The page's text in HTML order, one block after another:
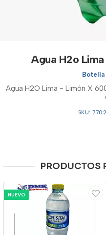
Agua H2o
Agua H2O Lima - Limón X
SKU:
PRODUCTOS
NUEVO